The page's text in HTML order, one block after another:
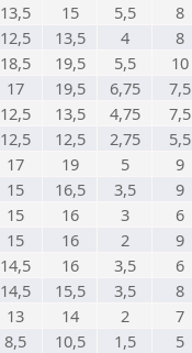
13,5 15 5,5
8
12,5 13,5 4
8
18,5 19,5 5,5
10
17 19,5 6,75
7,5
12,5 13,5 4,75
7,5
12,5 12,5 2,75
5,5
17 19 5
9
15 16,5 3,5
9
15 16 3
6
15 16 2
9
14,5 16 3,5
6
14,5 15,5 3,5
8
13 14 2
7
8,5 10,5 1,5
5